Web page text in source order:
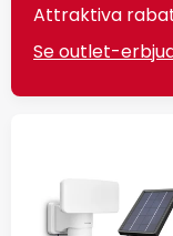
Attraktiva
Se outlet-